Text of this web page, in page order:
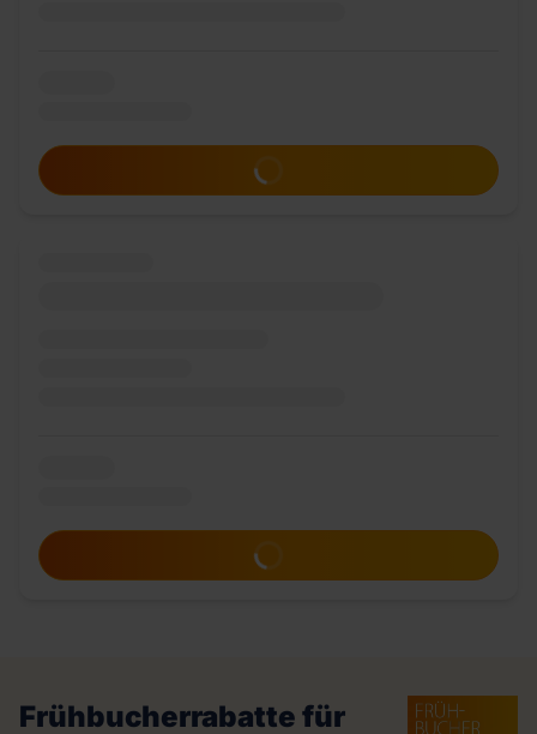
Zum Angebot
Zum Angebot
Frühbucherrabatte für